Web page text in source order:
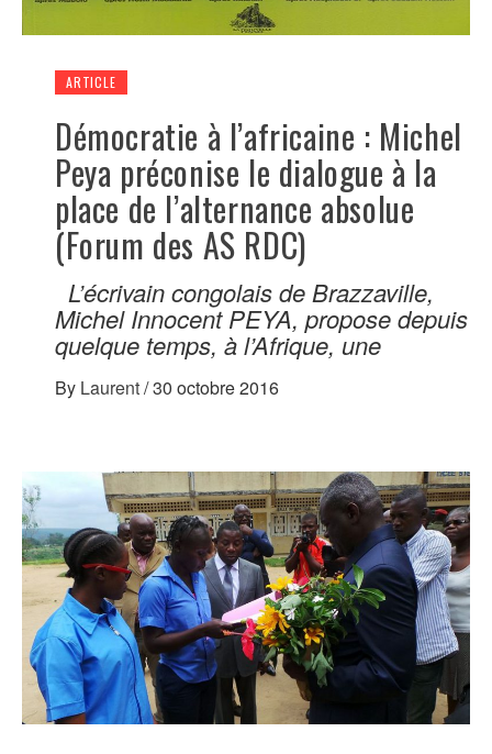
ARTICLE
Démocratie à l’africaine : Michel
Peya préconise le dialogue à la
place de l’alternance absolue
(Forum des AS RDC)
L’écrivain congolais de Brazzaville,
Michel Innocent PEYA, propose depuis
quelque temps, à l’Afrique, une
By Laurent/30 octobre 2016